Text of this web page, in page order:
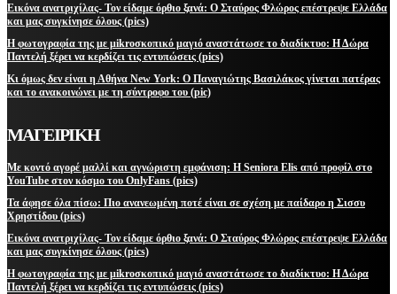
Εικόνα ανατριχίλας- Τον είδαμε όρθιο ξανά: Ο Σταύρος Φλώρος επέστρεψε Ελλάδα
και μας συγκίνησε όλους (pics)
Η φωτογραφία της με μikroσκοπικό μαγιό αναστάτωσε το διαδίκτυο: Η Δώρα
Παντελή ξέρει να κερδίζει τις εντυπώσεις (pics)
Κι όμως δεν είναι η Αθήνα New York: Ο Παναγιώτης Βασιλάκος γίνεται πατέρας
και το ανακοινώνει με τη σύντροφο του (pic)
ΜΑΓΕΙΡΙΚΗ
Με κοντό αγορέ μαλλί και αγνώριστη εμφάνιση: Η Seniora Elis από προφίλ στο
YouTube στον κόσμο του OnlyFans (pics)
Τα άφησε όλα πίσω: Πιο ανανεωμένη ποτέ είναι σε σχέση με παίδαρο η Σισσυ
Χρηστίδου (pics)
Εικόνα ανατριχίλας- Τον είδαμε όρθιο ξανά: Ο Σταύρος Φλώρος επέστρεψε Ελλάδα
και μας συγκίνησε όλους (pics)
Η φωτογραφία της με μikroσκοπικό μαγιό αναστάτωσε το διαδίκτυο: Η Δώρα
Παντελή ξέρει να κερδίζει τις εντυπώσεις (pics)